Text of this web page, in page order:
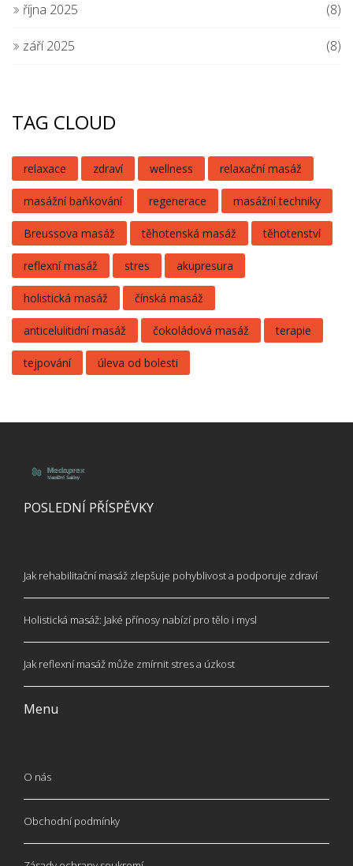
října 2025 (8)
září 2025 (8)
TAG CLOUD
relaxace zdraví wellness relaxační masáž
masážní baňkování regenerace masážní techniky
Breussova masáž těhotenská masáž těhotenství
reflexní masáž stres akupresura
holistická masáž čínská masáž
anticelulitidní masáž čokoládová masáž terapie
tejpování úleva od bolesti
POSLEDNÍ PŘÍSPĚVKY
Jak rehabilitační masáž zlepšuje pohyblivost a podporuje zdraví
Holistická masáž: Jaké přínosy nabízí pro tělo i mysl
Jak reflexní masáž může zmírnit stres a úzkost
Menu
O nás
Obchodní podmínky